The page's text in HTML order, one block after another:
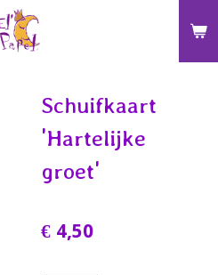
Schuifkaart
'Hartelijke
groet'
€ 4,50